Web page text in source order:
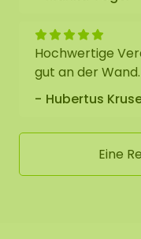
Hochwertige
gut an der Wand.
Hubertus
Eine